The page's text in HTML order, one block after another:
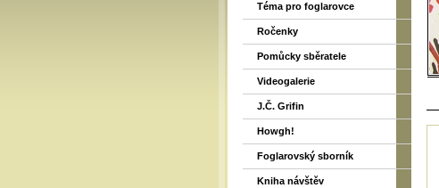
Téma pro foglarovce
Ročenky
Pomůcky sběratele
Videogalerie
J.Č. Grifin
Howgh!
Foglarovský sborník
Kniha návštěv